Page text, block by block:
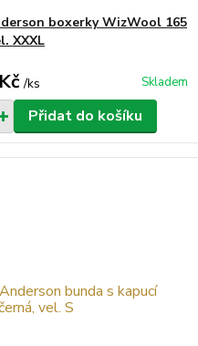
boxerky WizWool 165
XXXL
/ks Skladem
Přidat do košíku